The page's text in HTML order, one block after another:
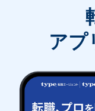
アプ